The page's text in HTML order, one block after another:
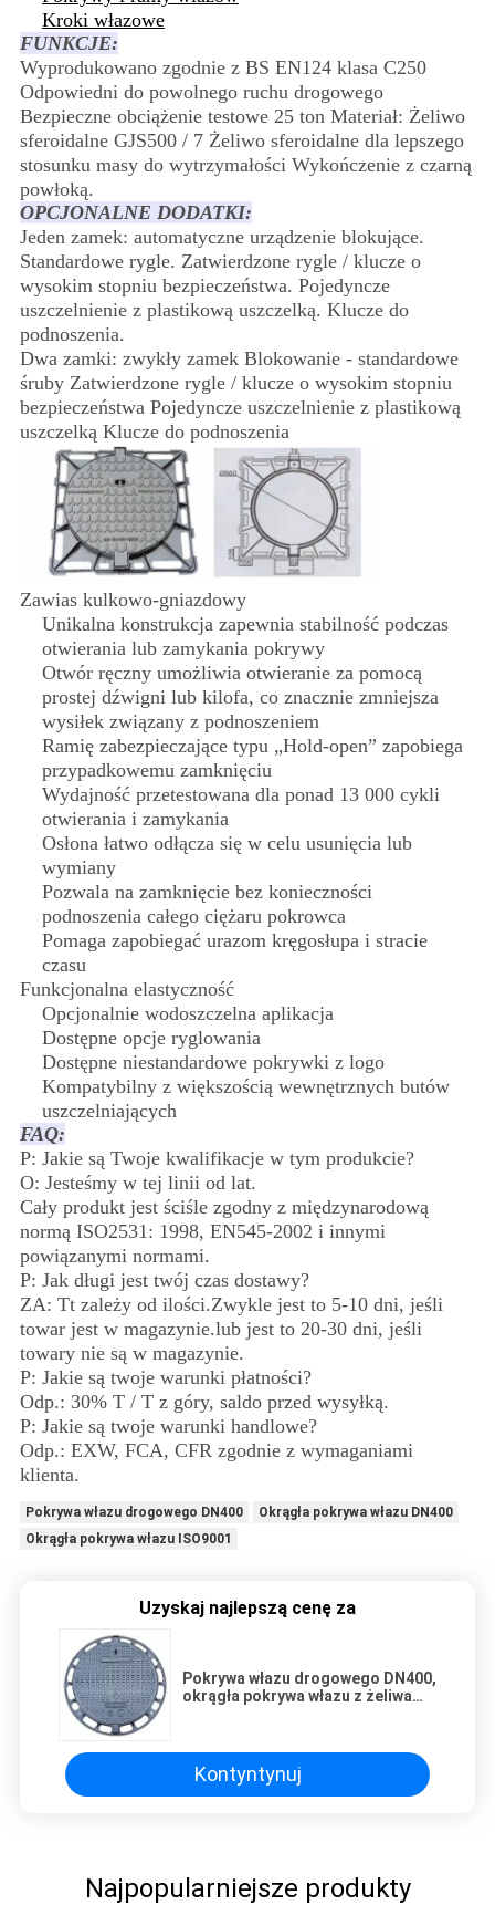
Kroki włazowe
FUNKCJE:
Wyprodukowano zgodnie z BS EN124 klasa C250
Odpowiedni do powolnego ruchu drogowego
Bezpieczne obciążenie testowe 25 ton Materiał: Żeliwo
sferoidalne GJS500 / 7 Żeliwo sferoidalne dla lepszego
stosunku masy do wytrzymałości Wykończenie z czarną
powłoką.
OPCJONALNE DODATKI:
Jeden zamek: automatyczne urządzenie blokujące.
Standardowe rygle. Zatwierdzone rygle / klucze o
wysokim stopniu bezpieczeństwa. Pojedyncze
uszczelnienie z plastikową uszczelką. Klucze do
podnoszenia.
Dwa zamki: zwykły zamek Blokowanie - standardowe
śruby Zatwierdzone rygle / klucze o wysokim stopniu
bezpieczeństwa Pojedyncze uszczelnienie z plastikową
uszczelką Klucze do podnoszenia
Zawias kulkowo-gniazdowy
Unikalna konstrukcja zapewnia stabilność podczas
otwierania lub zamykania pokrywy
Otwór ręczny umożliwia otwieranie za pomocą
prostej dźwigni lub kilofa, co znacznie zmniejsza
wysiłek związany z podnoszeniem
Ramię zabezpieczające typu „Hold-open” zapobiega
przypadkowemu zamknięciu
Wydajność przetestowana dla ponad 13 000 cykli
otwierania i zamykania
Osłona łatwo odłącza się w celu usunięcia lub
wymiany
Pozwala na zamknięcie bez konieczności
podnoszenia całego ciężaru pokrowca
Pomaga zapobiegać urazom kręgosłupa i stracie
czasu
Funkcjonalna elastyczność
Opcjonalnie wodoszczelna aplikacja
Dostępne opcje ryglowania
Dostępne niestandardowe pokrywki z logo
Kompatybilny z większością wewnętrznych butów
uszczelniających
FAQ:
P: Jakie są Twoje kwalifikacje w tym produkcie?
O: Jesteśmy w tej linii od lat.
Cały produkt jest ściśle zgodny z międzynarodową
normą ISO2531: 1998, EN545-2002 i innymi
powiązanymi normami.
P: Jak długi jest twój czas dostawy?
ZA: Tt zależy od ilości.Zwykle jest to 5-10 dni, jeśli
towar jest w magazynie.lub jest to 20-30 dni, jeśli
towary nie są w magazynie.
P: Jakie są twoje warunki płatności?
Odp.: 30% T / T z góry, saldo przed wysyłką.
P: Jakie są twoje warunki handlowe?
Odp.: EXW, FCA, CFR zgodnie z wymaganiami
klienta.
Pokrywa włazu drogowego DN400
Okrągła pokrywa włazu DN400
Okrągła pokrywa włazu ISO9001
Uzyskaj najlepszą cenę za
Pokrywa włazu drogowego DN400,
okrągła pokrywa włazu z żeliwa
Kontyntynuj
Najpopularniejsze produkty